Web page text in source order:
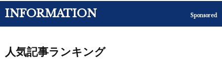
INFORMATION Sponsored
人気記事ランキング